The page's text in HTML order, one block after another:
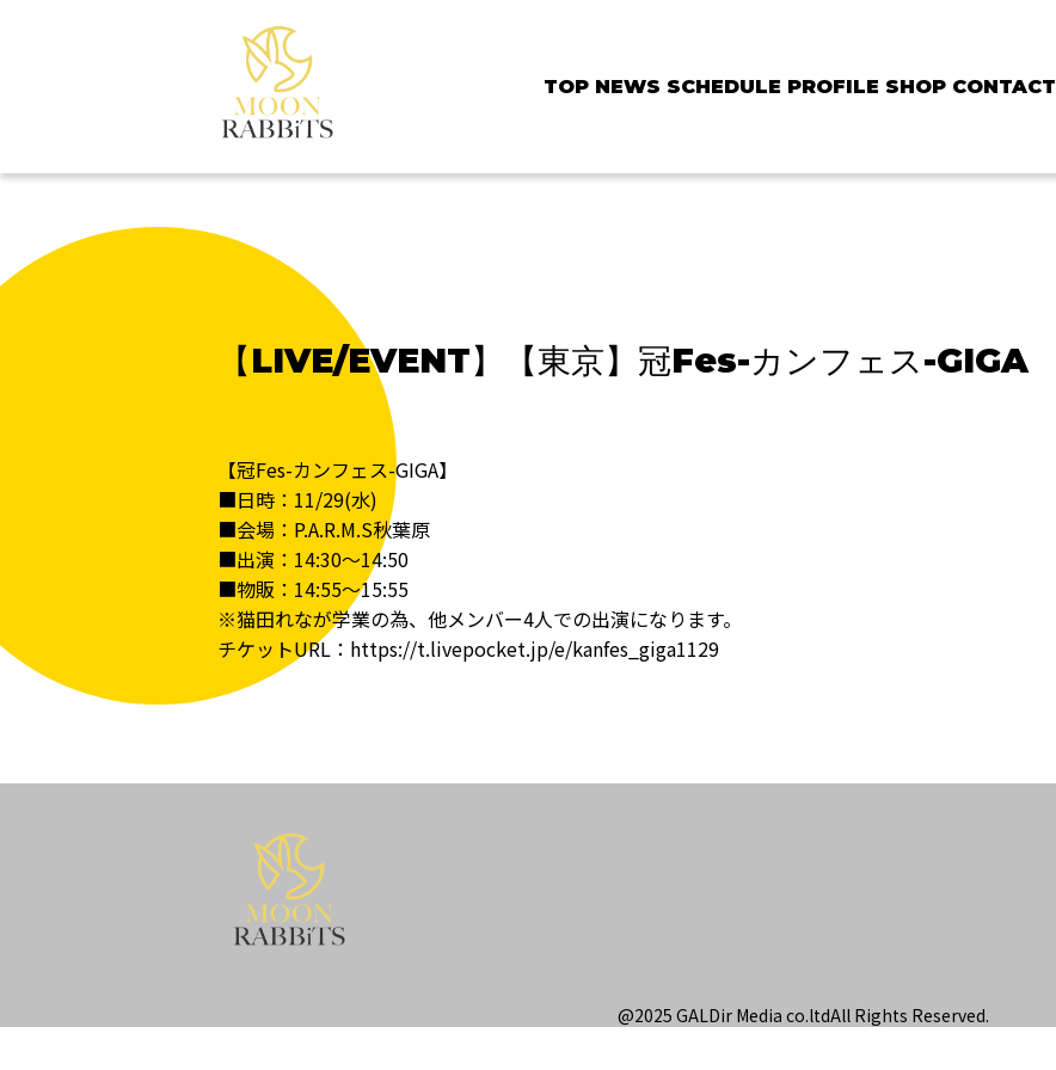
TOP NEWS SCHEDULE PROFILE SHOP CONTACT
【LIVE/EVENT】【東京】冠Fes-カンフェス-GIGA
【冠Fes-カンフェス-GIGA】
■日時：11/29(水)
■会場：P.A.R.M.S秋葉原
■出演：14:30〜14:50
■物販：14:55〜15:55
※猫田れなが学業の為、他メンバー4人での出演になります。
チケットURL： https://t.livepocket.jp/e/kanfes_giga1129
@2025 GALDir Media co.ltdAll Rights Reserved.